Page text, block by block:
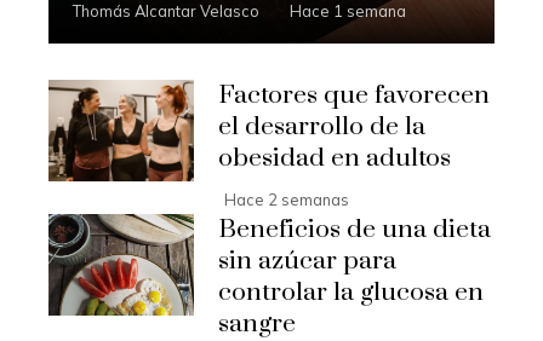
Thomás Alcantar Velasco Hace 1 semana
Factores que favorecen
el desarrollo de la
obesidad en adultos
Hace 2 semanas
Beneficios de una dieta
sin azúcar para
controlar la glucosa en
sangre